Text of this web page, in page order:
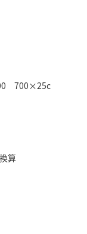
700×25c
算